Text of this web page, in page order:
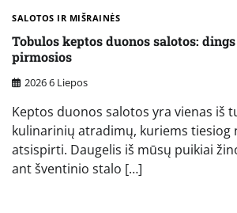
SALOTOS IR MIŠRAINĖS
Tobulos keptos duonos salotos:
pirmosios
2026 6 Liepos
Keptos duonos salotos yra vienas iš
kulinarinių atradimų, kuriems tiesiog
atsispirti. Daugelis iš mūsų puikiai
ant šventinio stalo […]